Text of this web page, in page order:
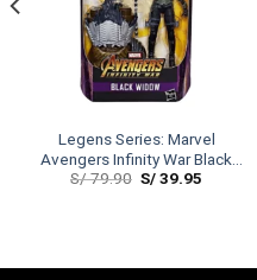
Legens Series: Marvel
Avengers Infinity War Black
Widow
S/79.90 S/39.95